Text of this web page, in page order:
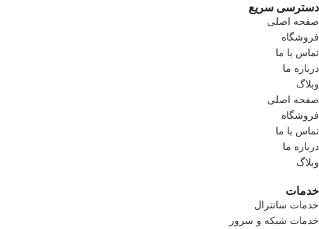
دسترسی سریع
صفحه اصلی
فروشگاه
تماس با ما
درباره ما
وبلاگ
صفحه اصلی
فروشگاه
تماس با ما
درباره ما
وبلاگ
خدمات
خدمات سانترال
خدمات شبکه و سرور